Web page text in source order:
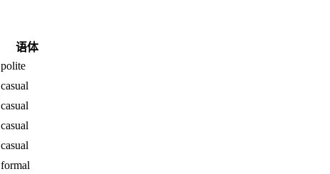
语体
polite
casual
casual
casual
casual
formal